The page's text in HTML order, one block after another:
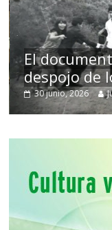
El
despojo de
30 junio, 2026